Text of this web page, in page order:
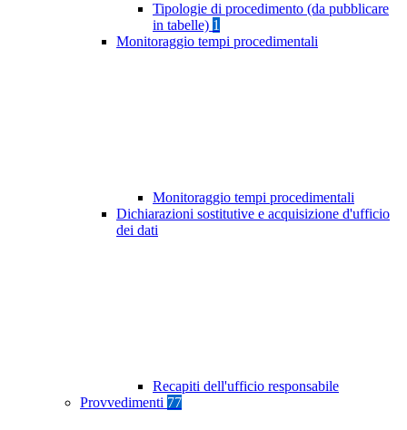
Tipologie di procedimento (da pubblicare
in tabelle) 1
Monitoraggio tempi procedimentali
Monitoraggio tempi procedimentali
Dichiarazioni sostitutive e acquisizione d'ufficio
dei dati
Recapiti dell'ufficio responsabile
Provvedimenti 77